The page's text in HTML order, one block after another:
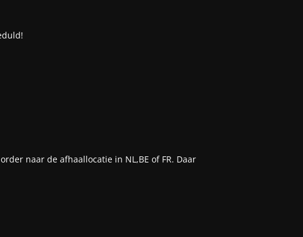
naar de afhaallocatie in NL,BE of FR. Daar